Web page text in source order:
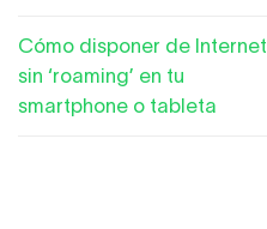
Cómo disponer de Internet
sin ‘roaming’ en tu
smartphone o tableta